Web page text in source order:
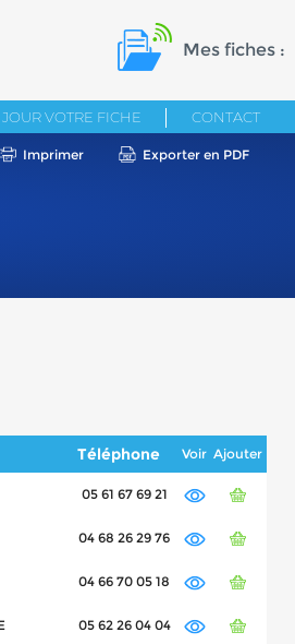
Mes fiches :
VOTRE FICHE CONTACT
Imprimer Exporter en PDF
Téléphone Voir Ajouter
05 61 67 69 21
04 68 26 29 76
04 66 70 05 18
05 62 26 04 04